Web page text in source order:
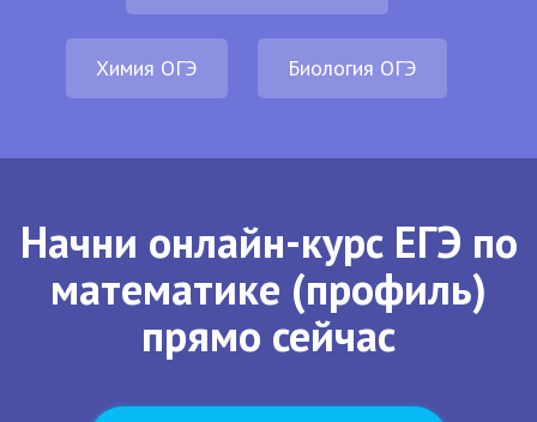
Химия ОГЭ Биология ОГЭ
Начни онлайн-курс ЕГЭ по
математике (профиль)
прямо сейчас